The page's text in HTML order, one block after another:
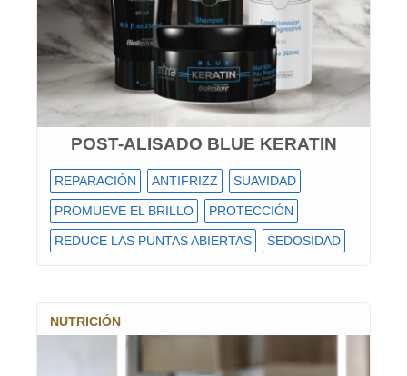
POST-ALISADO BLUE KERATIN
REPARACIÓN ANTIFRIZZ SUAVIDAD
PROMUEVE EL BRILLO PROTECCIÓN
REDUCE LAS PUNTAS ABIERTAS SEDOSIDAD
NUTRICIÓN